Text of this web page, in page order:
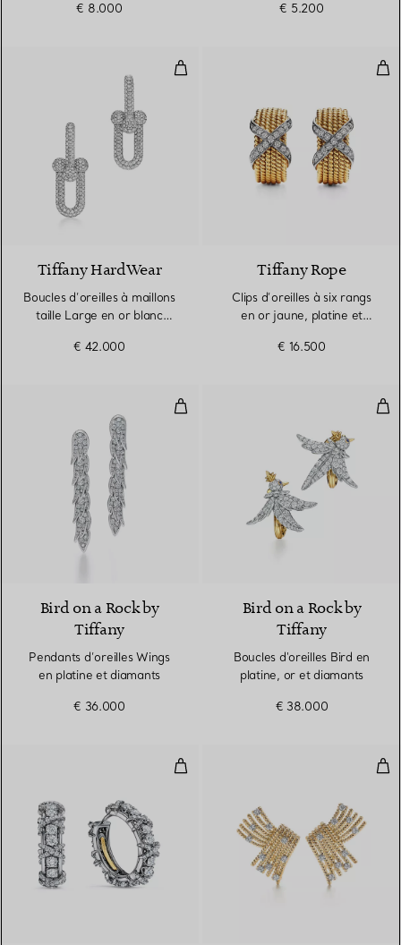
€ 8.000
€ 5.200
Boucles d’oreilles à maillons
Tiffany HardWear
Boucles d’oreilles à maillons
taille Large en or blanc
€ 42.000
Tiffany Rope
Clips d’oreilles à six rangs
en or jaune, platine et
€ 16.500
Pendants d’oreilles Wings en
Bird on a Rock by
Tiffany
Pendants d’oreilles Wings
en platine et diamants
€ 36.000
Bird on a Rock by
Tiffany
Boucles d'oreilles Bird en
platine, or et diamants
€ 38.000
Boucles d’oreilles en platine et